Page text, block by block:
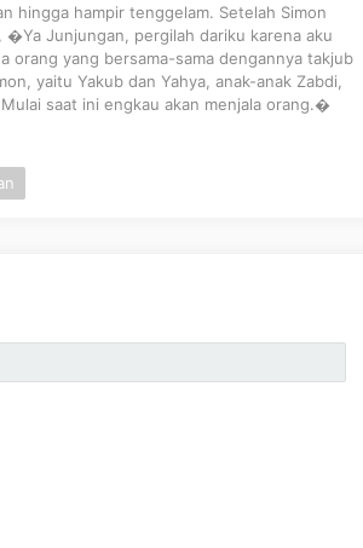
hingga hampir tenggelam. Setelah Simon
Junjungan, pergilah dariku karena aku
yang bersama-sama dengannya takjub
yaitu Yakub dan Yahya, anak-anak Zabdi,
saat ini engkau akan menjala orang.�